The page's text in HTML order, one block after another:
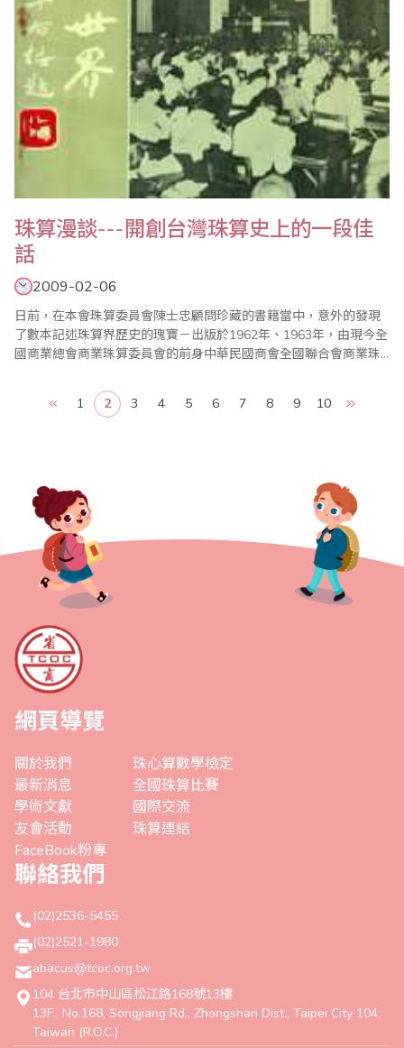
珠算漫談---開創台灣珠算史上的一段佳
話
2009-02-06
日前，在本會珠算委員會陳士忠顧問珍藏的書籍當中，意外的發現
了數本記述珠算界歷史的瑰寶－出版於1962年、1963年，由現今全
國商業總會商業珠算委員會的前身中華民國商會全國聯合會商業珠
多國際珠算協會籌辦、成立的過程，同時也呈現了當年台灣省商業
會珠算委員會的前身台灣省商會聯合會珠算促進委員會與中華民國
1 2 3 4 5 6 7 8 9 10
網頁導覽
關於我們
最新消息
學術文獻
友會活動
FaceBook粉專
珠心算數學檢定
全國珠算比賽
國際交流
珠算連結
聯絡我們
(02)2536-5455
(02)2521-1980
abacus@tcoc.org.tw
104 台北市中山區松江路168號13樓
13F., No.168, Songjiang Rd., Zhongshan Dist., Taipei City 104,
Taiwan (R.O.C.)